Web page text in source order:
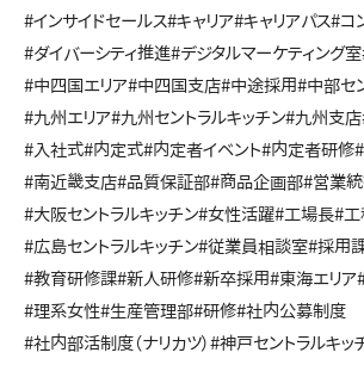
#インサイドセールス#キャリア#キャリアパス#コ
#ダイバーシティ推進#デジタルマーケティング室
#中四国エリア#中四国支店#中途採用#中部セ
#九州エリア#九州セントラルキッチン#九州支店
#入社式#内定式#内定者イベント#内定者研修
#南近畿支店#品質保証部#商品企画部#営業
#大阪セントラルキッチン#女性活躍#工場長#工
#広島セントラルキッチン#従業員相談室#採用
#教育研修課#新人研修#新卒採用#東海エリア
#理系女性#生産管理部#研修#社内公募制度
#社内部活制度（ナリカツ） #神戸セントラルキッ